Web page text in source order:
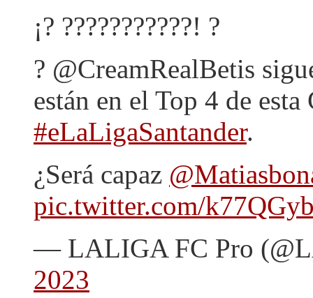
¡? ???????????! ?
? @CreamRealBetis
están en el Top 4 de
#eLaLigaSantander.
¿Será capaz
pic.twitter.com/
— LALIGA FC Pro
2023